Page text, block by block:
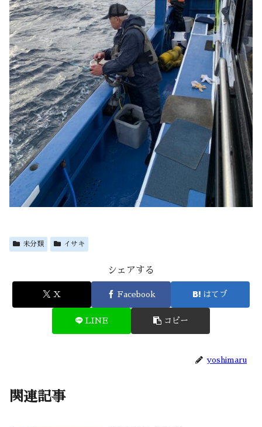
未分類 イサキ
シェアする
X Facebook はてブ
LINE コピー
yoshimaru
関連記事